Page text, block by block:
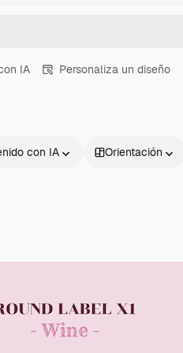
IA Personaliza un diseño
con IA Orientación
Productos